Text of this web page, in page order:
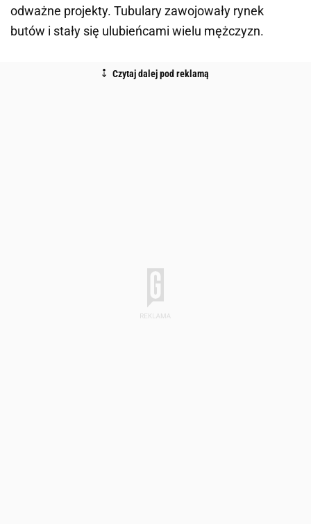
odważne projekty. Tubulary zawojowały rynek
butów i stały się ulubieńcami wielu mężczyzn.